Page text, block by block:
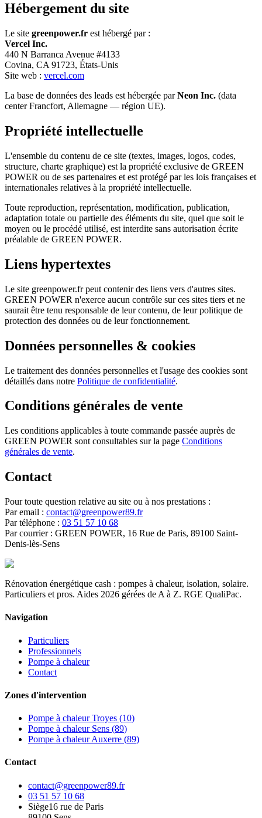
Hébergement du site
Le site greenpower.fr est hébergé par :
Vercel Inc.
440 N Barranca Avenue #4133
Covina, CA 91723, États-Unis
Site web : vercel.com
La base de données des leads est hébergée parNeon Inc. (data
center Francfort, Allemagne — région UE).
Propriété intellectuelle
L'ensemble du contenu de ce site (textes, images, logos, codes,
structure, charte graphique) est la propriété exclusive de GREEN
POWER ou de ses partenaires et est protégé par les lois françaises et
internationales relatives à la propriété intellectuelle.
Toute reproduction, représentation, modification, publication,
adaptation totale ou partielle des éléments du site, quel que soit le
moyen ou le procédé utilisé, est interdite sans autorisation écrite
préalable de GREEN POWER.
Liens hypertextes
Le site greenpower.fr peut contenir des liens vers d'autres sites.
GREEN POWER n'exerce aucun contrôle sur ces sites tiers et ne
saurait être tenu responsable de leur contenu, de leur politique de
protection des données ou de leur fonctionnement.
Données personnelles & cookies
Le traitement des données personnelles et l'usage des cookies sont
détaillés dans notre Politique de confidentialité.
Conditions générales de vente
Les conditions applicables à toute commande passée auprès de
GREEN POWER sont consultables sur la page Conditions
générales de vente.
Contact
Pour toute question relative au site ou à nos prestations :
Par email : contact@greenpower89.fr
Par téléphone : 03 51 57 10 68
Par courrier : GREEN POWER, 16 Rue de Paris, 89100 Saint-
Denis-lès-Sens
Rénovation énergétique cash : pompes à chaleur, isolation, solaire.
Particuliers et pros. Aides 2026 gérées de A à Z. RGE QualiPac.
Navigation
Particuliers
Professionnels
Pompe à chaleur
Contact
Zones d'intervention
Pompe à chaleurTroyes (10)
Pompe à chaleur Sens (89)
Pompe à chaleurAuxerre (89)
Contact
contact@greenpower89.fr
03 51 57 10 68
Siège16 rue de Paris